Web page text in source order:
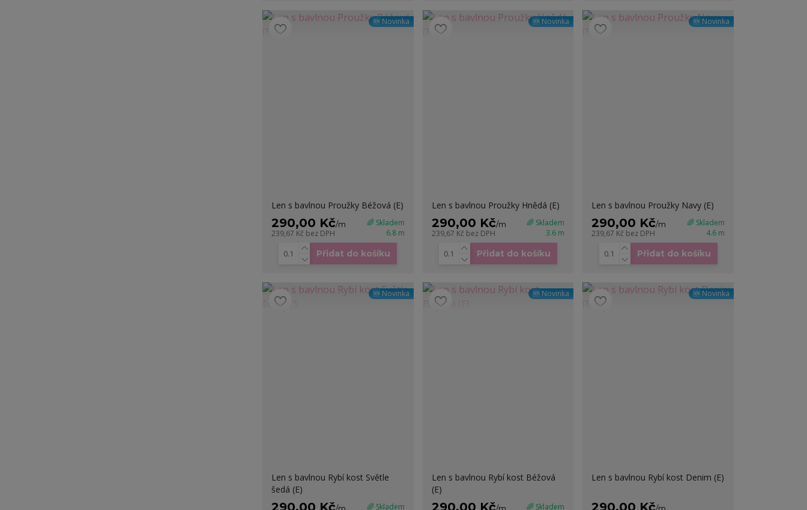
🆕 Novinka
Len s bavlnou Proužky Béžová (E)
290,00 Kč/m
239,67 Kč bez DPH
🌈 Skladem
6.8 m
Přidat do košíku
🆕 Novinka
Len s bavlnou Proužky Hnědá (E)
290,00 Kč/m
239,67 Kč bez DPH
🌈 Skladem
3.6 m
Přidat do košíku
🆕 Novinka
Len s bavlnou Proužky Navy (E)
290,00 Kč/m
239,67 Kč bez DPH
🌈 Skladem
4.6 m
Přidat do košíku
🆕 Novinka
Len s bavlnou Rybí kost Světle
šedá (E)
290,00 Kč 🌈 Skladem
🆕 Novinka
Len s bavlnou Rybí kost Béžová
(E)
290,00 Kč 🌈 Skladem
🆕 Novinka
Len s bavlnou Rybí kost Denim (E)
290,00 Kč